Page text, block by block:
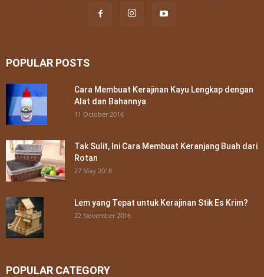
POPULAR POSTS
Cara Membuat Kerajinan Kayu Lengkap dengan
Alat dan Bahannya
11 October 2016
Tak Sulit, Ini Cara Membuat Keranjang Buah dari
Rotan
27 May 2018
Lem yang Tepat untuk Kerajinan Stik Es Krim?
22 November 2016
POPULAR CATEGORY